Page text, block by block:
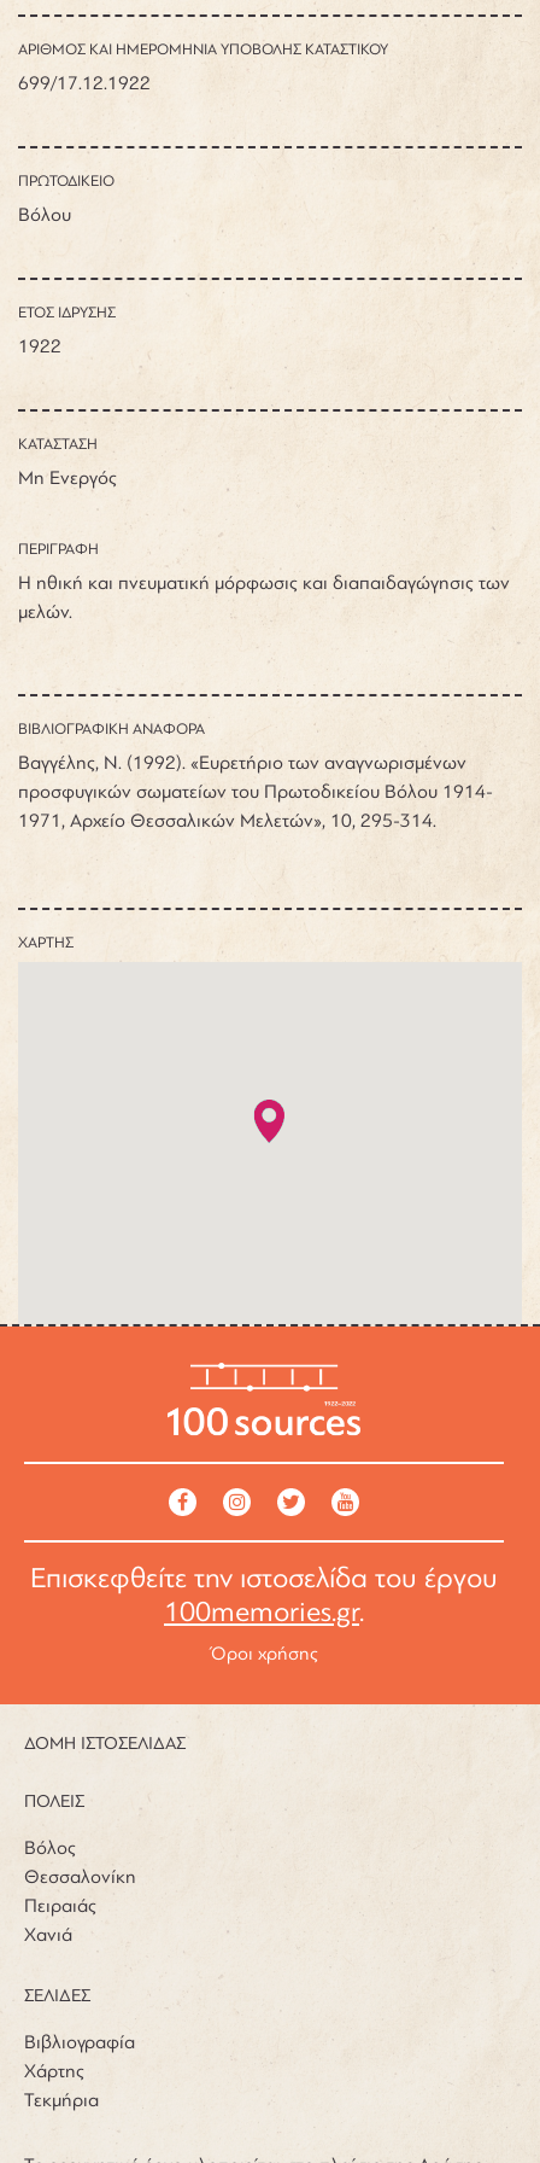
ΑΡΙΘΜΟΣ ΚΑΙ ΗΜΕΡΟΜΗΝΙΑ ΥΠΟΒΟΛΗΣ ΚΑΤΑΣΤΙΚΟΥ
699/17.12.1922
ΠΡΩΤΟΔΙΚΕΙΟ
Βόλου
ΕΤΟΣ ΙΔΡΥΣΗΣ
1922
ΚΑΤΑΣΤΑΣΗ
Μη Ενεργός
ΠΕΡΙΓΡΑΦΗ
Η ηθική και πνευματική μόρφωσις και διαπαιδαγώγησις των
μελών.
ΒΙΒΛΙΟΓΡΑΦΙΚΗ ΑΝΑΦΟΡΑ
Βαγγέλης, Ν. (1992). «Ευρετήριο των αναγνωρισμένων
προσφυγικών σωματείων του Πρωτοδικείου Βόλου 1914-
1971, Αρχείο Θεσσαλικών Μελετών», 10, 295-314.
ΧΑΡΤΗΣ
Επισκεφθείτε την ιστοσελίδα του έργου
100memories.gr.
Όροι χρήσης
ΔΟΜΗ ΙΣΤΟΣΕΛΙΔΑΣ
ΠΟΛΕΙΣ
Βόλος
Θεσσαλονίκη
Πειραιάς
Χανιά
ΣΕΛΙΔΕΣ
Βιβλιογραφία
Χάρτης
Τεκμήρια